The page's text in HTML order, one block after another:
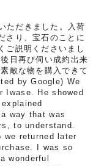
ただきました。入荷
さり、宝石のことに
ご説明くださいまし
日再び伺い成約出来
敵な物を購入できて
by Google) We
Iwase. He showed
way that was
to understand.
we returned later
I was so
wonderful